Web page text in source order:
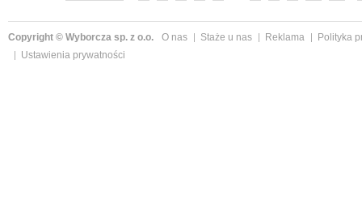
Copyright © Wyborcza sp. z o.o. O nas Staże u nas Reklama
Polityka
Ustawienia prywatności